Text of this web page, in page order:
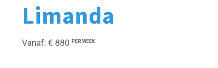
Limanda
Vanaf: € 880 PER WEEK